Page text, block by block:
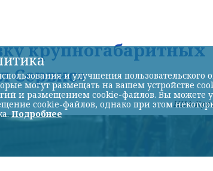
крупногабаритных
Сервис»
НИА-
и улучшения пользовательского
могут размещать на вашем устройстве
и размещением cookie-файлов. Вы можете
cookie-файлов, однако при этом
Подробнее